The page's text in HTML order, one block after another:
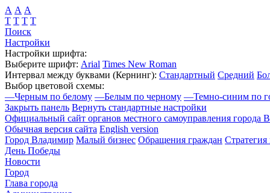
А А А
Т Т Т Т
Поиск
Настройки
Настройки шрифта:
Выберите шрифт: Arial Times New Roman
Интервал между буквами (Кернинг): Стандартный Средний
Выбор цветовой схемы:
—Черным по белому —Белым по черному —Темно-синим по
Закрыть панель Вернуть стандартные настройки
Официальный сайт органов местного самоуправления города
Обычная версия сайта English version
Город Владимир Малый бизнес Обращения граждан Стратегия
День Победы
Новости
Город
Глава города